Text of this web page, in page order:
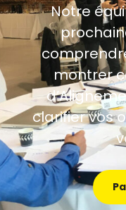
Notre
montrer
clarifier vos